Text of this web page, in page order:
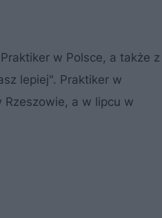
w Polsce, a także z
lepiej". Praktiker w
a w lipcu w